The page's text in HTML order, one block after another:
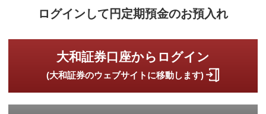
ログインして円定期預金のお預入れ
大和証券口座からログイン
(大和証券のウェブサイトに移動します)